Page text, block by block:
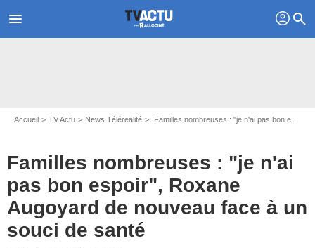
menu profil search
Accueil TV Actu News Télérealité Familles nombreuses : "je n'ai pas bon espoir", Roxane Augoyard de nouveau face à un souci de santé
Familles nombreuses : "je n'ai
pas bon espoir", Roxane
Augoyard de nouveau face à un
souci de santé